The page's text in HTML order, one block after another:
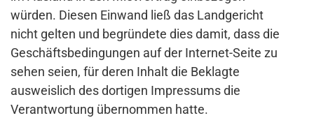
würden. Diesen Einwand ließ das Landgericht
nicht gelten und begründete dies damit, dass die
Geschäftsbedingungen auf der Internet-Seite zu
sehen seien, für deren Inhalt die Beklagte
ausweislich des dortigen Impressums die
Verantwortung übernommen hatte.